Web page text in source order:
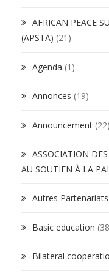
AFRICAN PEACE
(APSTA) (21)
Agenda (1)
Annonces (19)
Announcement (22)
ASSOCIATION
AU SOUTIEN À LA
Autres Partenariats
Basic education
Bilateral